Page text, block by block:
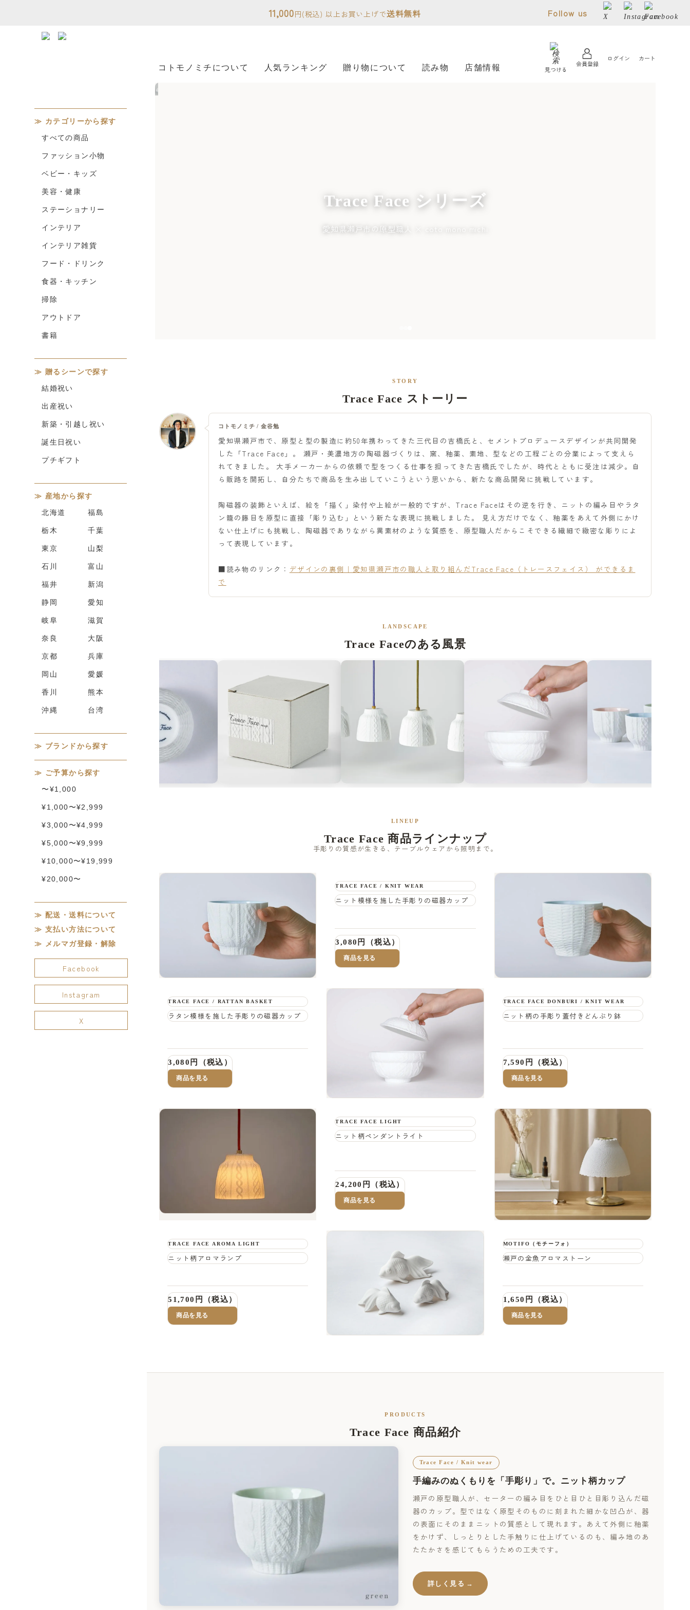
11,000円(税込) 以上お買い上げで送料無料 Follow us
コトモノミチについて 人気ランキング 贈り物について 読み物 店舗情報 見つける
会員登録
ログイン カート
Trace Face シリーズ
愛知県瀬戸市の原型職人 × coto mono michi
STORY
Trace Face ストーリー
コトモノミチ / 金谷勉
愛知県瀬戸市で、原型と型の製造に約50年携わってきた三代目の吉橋氏と、セメントプロデュースデザインが共同開発
した「Trace Face」。 瀬戸・美濃地方の陶磁器づくりは、窯、釉薬、素地、型などの工程ごとの分業によって支えら
れてきました。 大手メーカーからの依頼で型をつくる仕事を担ってきた吉橋氏でしたが、時代とともに受注は減少。自
ら販路を開拓し、自分たちで商品を生み出していこうという思いから、新たな商品開発に挑戦しています。
陶磁器の装飾といえば、絵を「描く」染付や上絵が一般的ですが、Trace Faceはその逆を行き、ニットの編み目やラタ
ン籠の籐目を原型に直接「彫り込む」という新たな表現に挑戦しました。 見え方だけでなく、釉薬をあえて外側にかけ
ない仕上げにも挑戦し、陶磁器でありながら異素材のような質感を、原型職人だからこそできる繊細で緻密な彫りによ
って表現しています。
■読み物のリンク： デザインの裏側｜愛知県瀬戸市の職人と取り組んだTrace Face（トレースフェイス） ができるま
で
LANDSCAPE
Trace Faceのある風景
LINEUP
Trace Face 商品ラインナップ
手彫りの質感が生きる、テーブルウェアから照明まで。
TRACE FACE / KNIT WEAR
ニット模様を施した手彫りの磁器カップ
3,080円（税込）
商品を見る
TRACE FACE / RATTAN BASKET
ラタン模様を施した手彫りの磁器カップ
3,080円（税込）
商品を見る
TRACE FACE DONBURI / KNIT WEAR
ニット柄の手彫り蓋付きどんぶり鉢
7,590円（税込）
商品を見る
TRACE FACE LIGHT
ニット柄ペンダントライト
24,200円（税込）
商品を見る
TRACE FACE AROMA LIGHT
ニット柄アロマランプ
51,700円（税込）
商品を見る
MOTIFO（モチーフォ）
瀬戸の金魚アロマストーン
1,650円（税込）
商品を見る
PRODUCTS
Trace Face 商品紹介
Trace Face / Knit wear
手編みのぬくもりを「手彫り」で。ニット柄カップ
瀬戸の原型職人が、セーターの編み目をひと目ひと目彫り込んだ磁
器のカップ。型ではなく原型そのものに刻まれた細かな凹凸が、器
の表面にそのままニットの質感として現れます。あえて外側に釉薬
をかけず、しっとりとした手触りに仕上げているのも、編み地のあ
たたかさを感じてもらうための工夫です。
詳しく見る
カテゴリーから探す
すべての商品
ファッション小物
ベビー・キッズ
美容・健康
ステーショナリー
インテリア
インテリア雑貨
フード・ドリンク
食器・キッチン
掃除
アウトドア
書籍
贈るシーンで探す
結婚祝い
出産祝い
新築・引越し祝い
誕生日祝い
プチギフト
産地から探す
北海道 福島
栃木 千葉
東京 山梨
石川 富山
福井 新潟
静岡 愛知
岐阜 滋賀
奈良 大阪
京都 兵庫
岡山 愛媛
香川 熊本
沖縄 台湾
ブランドから探す
ご予算から探す
〜¥1,000
¥1,000〜¥2,999
¥3,000〜¥4,999
¥5,000〜¥9,999
¥10,000〜¥19,999
¥20,000〜
配送・送料について
支払い方法について
メルマガ登録・解除
Facebook
Instagram
X